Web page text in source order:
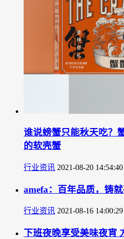
谁说螃蟹只能秋天吃？
的软壳蟹
行业资讯 2021-08-20 14:54:40
amefa：百年品质，铸
行业资讯 2021-08-16 14:00:29
下班夜晚享受美味夜宵